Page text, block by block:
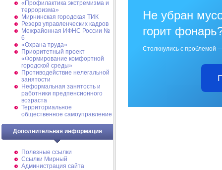
«Профилактика экстремизма и
терроризма»
Мирнинская городская ТИК
Резерв управленческих кадров
Межрайонная ИФНС России №
6
«Охрана труда»
Приоритетный проект
«Формирование комфортной
городской среды»
Противодействие нелегальной
занятости
Неформальная занятость и
работники предпенсионного
возраста
Территориальное
общественное самоуправление
Дополнительная информация
Полезные ссылки
Ссылки Мирный
Администрация сайта
Не убран
горит
Столкнулись с проблемой